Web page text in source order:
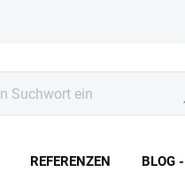
REFERENZEN BLOG